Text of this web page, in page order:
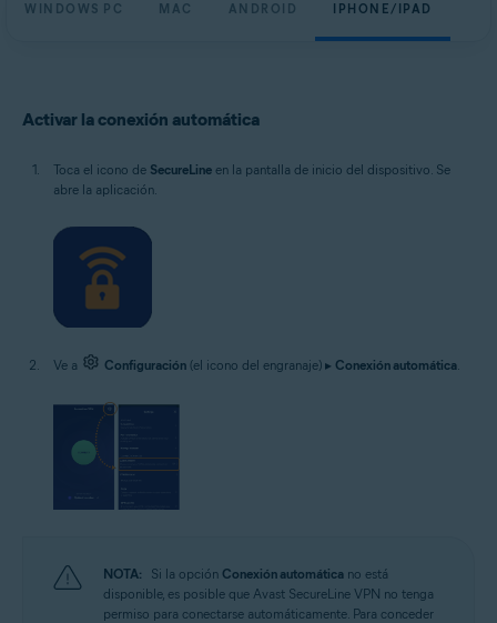
WINDOWS PC MAC ANDROID IPHONE/IPAD
Activar la conexión automática
Toca el icono de SecureLine en la pantalla de inicio del dispositivo. Se
abre la aplicación.
Ve a Configuración (el icono del engranaje) ▸ Conexión automática.
NOTA: Si la opción Conexión automática no está
disponible, es posible que Avast SecureLine VPN no tenga
permiso para conectarse automáticamente. Para conceder